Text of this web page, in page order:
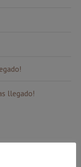
llegado!